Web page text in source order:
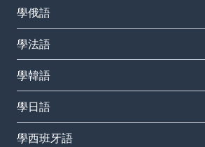
學俄語
學法語
學韓語
學日語
學西班牙語